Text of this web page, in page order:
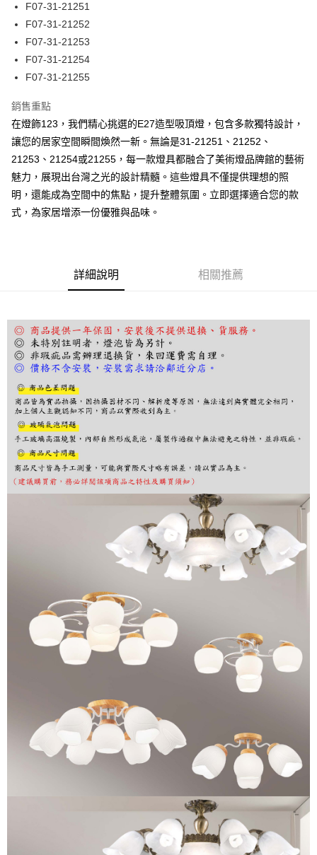
悠遊付
全盈+PAY
AFTEE先享後付
相關說明
AFTEE先享後付是「在收到商品之後才付款」的支付方式。 讓您購物簡單
便利好安心！
１．簡單：不需註冊會員、不需綁卡、不需儲值。
２．便利：只要手機號碼，簡訊認證，即可結帳。
３．安心：先確認商品／服務後，再付款。
１．於結帳方式選擇「AFTEE先享後付」後，將跳轉至「AFTEE先享後付」
結帳頁面，進行簡訊認證並確認金額後，即可完成結帳。
購買商品的店家。未經商家同意取消之訂單仍視為有效，需透過AFTEE先享
後付繳納相關費用。
客戶支援中心」
https://netprotections.freshdesk.com/support/home
【注意事項】
１．透過由恩沛科技股份有限公司提供之「AFTEE先享後付」服務完成之交
權轉讓予恩沛科技股份有限公司。
２．關於個人資料處理事宜，請瀏覽以下網址：
https://aftee.tw/terms/#terms3
３．未成年的使用者請事先徵得法定代理人或監護人之同意方可使用
「AFTEE先享後付」，若未經同意申辦者引起之損失，本公司不負相關責
任。
４．使用「AFTEE先享後付」時，將依據個別帳號之用戶狀況，依本公司即
時審查核予不同之上限額度；若仍有額度不足之情形，本公司將視審查結果
請求用戶進行身份認證。
５．嚴禁一人註冊多個帳號或使用他人資訊註冊。若發現惡意使用之情形，
恩沛科技股份有限公司將有權停止該用戶之使用額度並採取法律行動。
ATM付款
運送方式
宅配
每筆NT$180，滿NT$5,000(含以上)免運費
F07-31-21251
F07-31-21252
F07-31-21253
F07-31-21254
F07-31-21255
銷售重點
在燈飾123，我們精心挑選的E27造型吸頂燈，包含多款獨特設計，
讓您的居家空間瞬間煥然一新。無論是31-21251、21252、
21253、21254或21255，每一款燈具都融合了美術燈品牌館的藝術
魅力，展現出台灣之光的設計精髓。這些燈具不僅提供理想的照
明，還能成為空間中的焦點，提升整體氛圍。立即選擇適合您的款
式，為家居增添一份優雅與品味。
詳細說明 相關推薦